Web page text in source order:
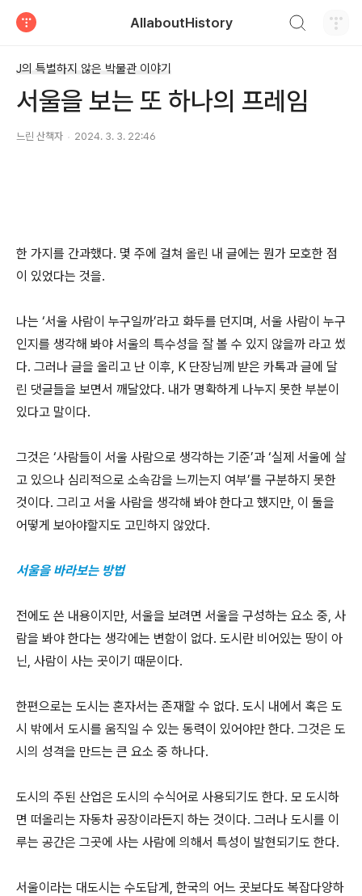
AllaboutHistory
J의 특별하지 않은 박물관 이야기
서울을 보는 또 하나의 프레임
느린 산책자 2024. 3. 3. 22:46
한 가지를 간과했다. 몇 주에 걸쳐 올린 내 글에는 뭔가 모호한 점
이 있었다는 것을.
나는 ‘서울 사람이 누구일까’라고 화두를 던지며, 서울 사람이 누구
인지를 생각해 봐야 서울의 특수성을 잘 볼 수 있지 않을까 라고 썼
다. 그러나 글을 올리고 난 이후, K 단장님께 받은 카톡과 글에 달
린 댓글들을 보면서 깨달았다. 내가 명확하게 나누지 못한 부분이
있다고 말이다.
그것은 ‘사람들이 서울 사람으로 생각하는 기준’과 ‘실제 서울에 살
고 있으나 심리적으로 소속감을 느끼는지 여부’를 구분하지 못한
것이다. 그리고 서울 사람을 생각해 봐야 한다고 했지만, 이 둘을
어떻게 보아야할지도 고민하지 않았다.
서울을 바라보는 방법
전에도 쓴 내용이지만, 서울을 보려면 서울을 구성하는 요소 중, 사
람을 봐야 한다는 생각에는 변함이 없다. 도시란 비어있는 땅이 아
닌, 사람이 사는 곳이기 때문이다.
한편으로는 도시는 혼자서는 존재할 수 없다. 도시 내에서 혹은 도
시 밖에서 도시를 움직일 수 있는 동력이 있어야만 한다. 그것은 도
시의 성격을 만드는 큰 요소 중 하나다.
도시의 주된 산업은 도시의 수식어로 사용되기도 한다. 모 도시하
면 떠올리는 자동차 공장이라든지 하는 것이다. 그러나 도시를 이
루는 공간은 그곳에 사는 사람에 의해서 특성이 발현되기도 한다.
서울이라는 대도시는 수도답게, 한국의 어느 곳보다도 복잡다양하